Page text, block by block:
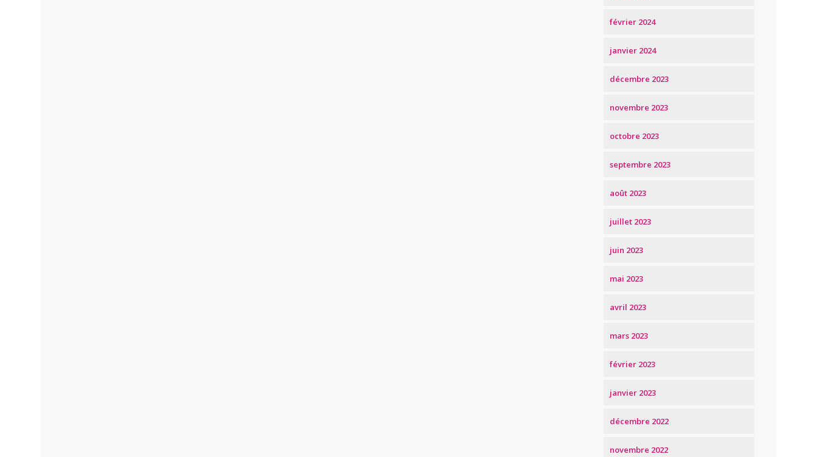
février 2024
janvier 2024
décembre 2023
novembre 2023
octobre 2023
septembre 2023
août 2023
juillet 2023
juin 2023
mai 2023
avril 2023
mars 2023
février 2023
janvier 2023
décembre 2022
novembre 2022